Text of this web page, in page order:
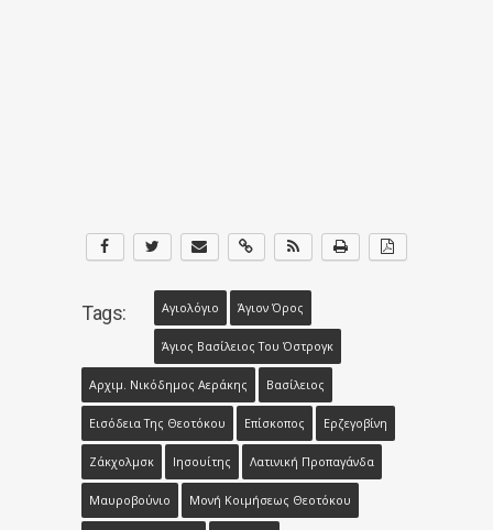
Tags: Αγιολόγιο Άγιον Όρος
Άγιος Βασίλειος Του Όστρογκ
Αρχιμ. Νικόδημος Αεράκης Βασίλειος
Εισόδεια Της Θεοτόκου Επίσκοπος Ερζεγοβίνη
Ζάκχολμσκ Ιησουίτης Λατινική Προπαγάνδα
Μαυροβούνιο Μονή Κοιμήσεως Θεοτόκου